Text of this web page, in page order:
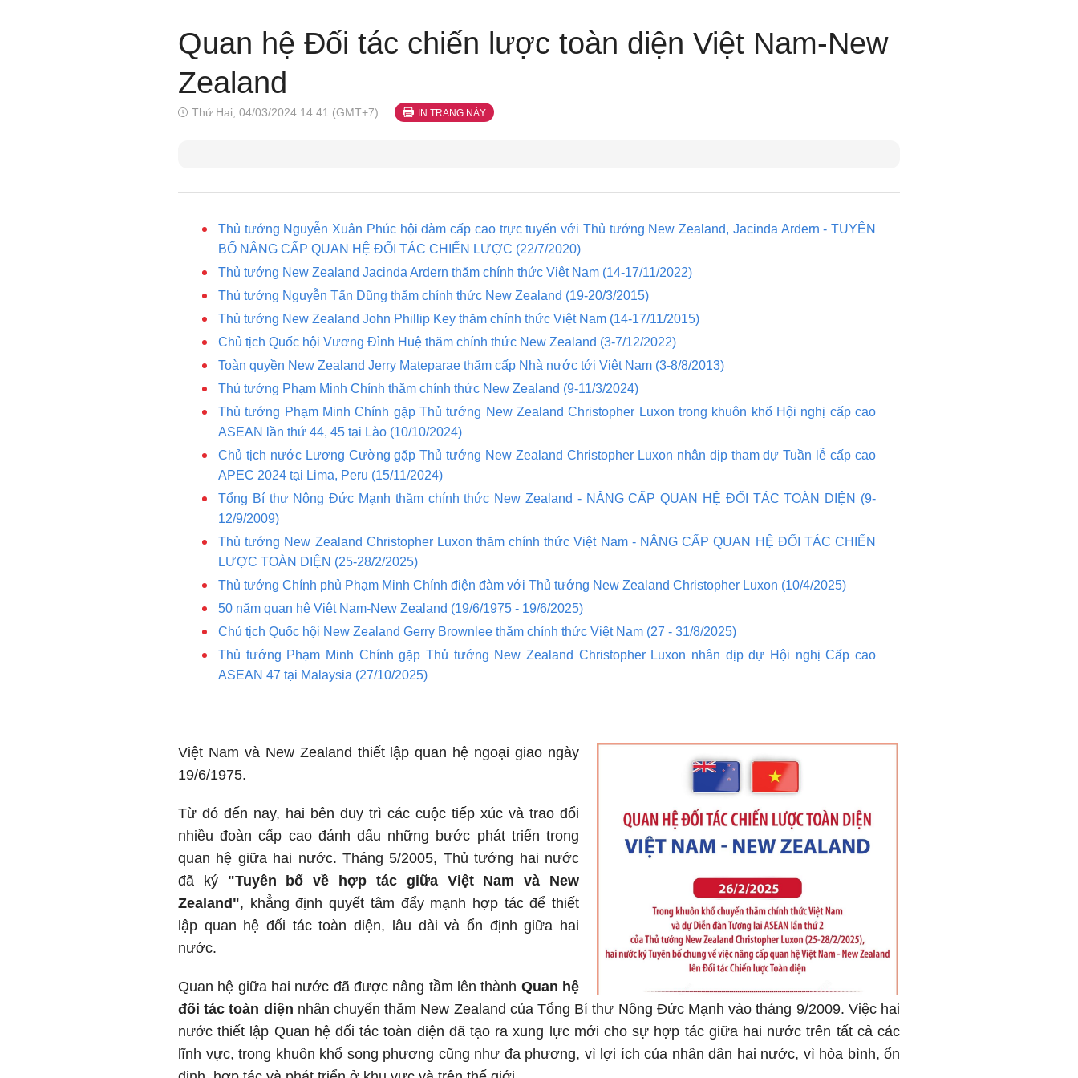
Quan hệ Đối tác chiến lược toàn diện Việt Nam-New
Zealand
Thứ Hai, 04/03/2024 14:41 (GMT+7) IN TRANG NÀY
Thủ tướng Nguyễn Xuân Phúc hội đàm cấp cao trực tuyến với Thủ tướng New Zealand, Jacinda Ardern - TUYÊN
BỐ NÂNG CẤP QUAN HỆ ĐỐI TÁC CHIẾN LƯỢC (22/7/2020)
Thủ tướng New Zealand Jacinda Ardern thăm chính thức Việt Nam (14-17/11/2022)
Thủ tướng Nguyễn Tấn Dũng thăm chính thức New Zealand (19-20/3/2015)
Thủ tướng New Zealand John Phillip Key thăm chính thức Việt Nam (14-17/11/2015)
Chủ tịch Quốc hội Vương Đình Huệ thăm chính thức New Zealand (3-7/12/2022)
Toàn quyền New Zealand Jerry Mateparae thăm cấp Nhà nước tới Việt Nam (3-8/8/2013)
Thủ tướng Phạm Minh Chính thăm chính thức New Zealand (9-11/3/2024)
Thủ tướng Phạm Minh Chính gặp Thủ tướng New Zealand Christopher Luxon trong khuôn khổ Hội nghị cấp cao
ASEAN lần thứ 44, 45 tại Lào (10/10/2024)
Chủ tịch nước Lương Cường gặp Thủ tướng New Zealand Christopher Luxon nhân dịp tham dự Tuần lễ cấp cao
APEC 2024 tại Lima, Peru (15/11/2024)
Tổng Bí thư Nông Đức Mạnh thăm chính thức New Zealand - NÂNG CẤP QUAN HỆ ĐỐI TÁC TOÀN DIỆN (9-
12/9/2009)
Thủ tướng New Zealand Christopher Luxon thăm chính thức Việt Nam - NÂNG CẤP QUAN HỆ ĐỐI TÁC CHIẾN
LƯỢC TOÀN DIỆN (25-28/2/2025)
Thủ tướng Chính phủ Phạm Minh Chính điện đàm với Thủ tướng New Zealand Christopher Luxon (10/4/2025)
50 năm quan hệ Việt Nam-New Zealand (19/6/1975 - 19/6/2025)
Chủ tịch Quốc hội New Zealand Gerry Brownlee thăm chính thức Việt Nam (27 - 31/8/2025)
Thủ tướng Phạm Minh Chính gặp Thủ tướng New Zealand Christopher Luxon nhân dịp dự Hội nghị Cấp cao
ASEAN 47 tại Malaysia (27/10/2025)
Việt Nam và New Zealand thiết lập quan hệ ngoại giao ngày
19/6/1975.
Từ đó đến nay, hai bên duy trì các cuộc tiếp xúc và trao đổi
nhiều đoàn cấp cao đánh dấu những bước phát triển trong
quan hệ giữa hai nước. Tháng 5/2005, Thủ tướng hai nước
đã ký "Tuyên bố về hợp tác giữa Việt Nam và New
Zealand", khẳng định quyết tâm đẩy mạnh hợp tác để thiết
lập quan hệ đối tác toàn diện, lâu dài và ổn định giữa hai
nước.
Quan hệ giữa hai nước đã được nâng tầm lên thành Quan hệ
đối tác toàn diện nhân chuyến thăm New Zealand của Tổng Bí thư Nông Đức Mạnh vào tháng 9/2009. Việc hai
nước thiết lập Quan hệ đối tác toàn diện đã tạo ra xung lực mới cho sự hợp tác giữa hai nước trên tất cả các
lĩnh vực, trong khuôn khổ song phương cũng như đa phương, vì lợi ích của nhân dân hai nước, vì hòa bình, ổn